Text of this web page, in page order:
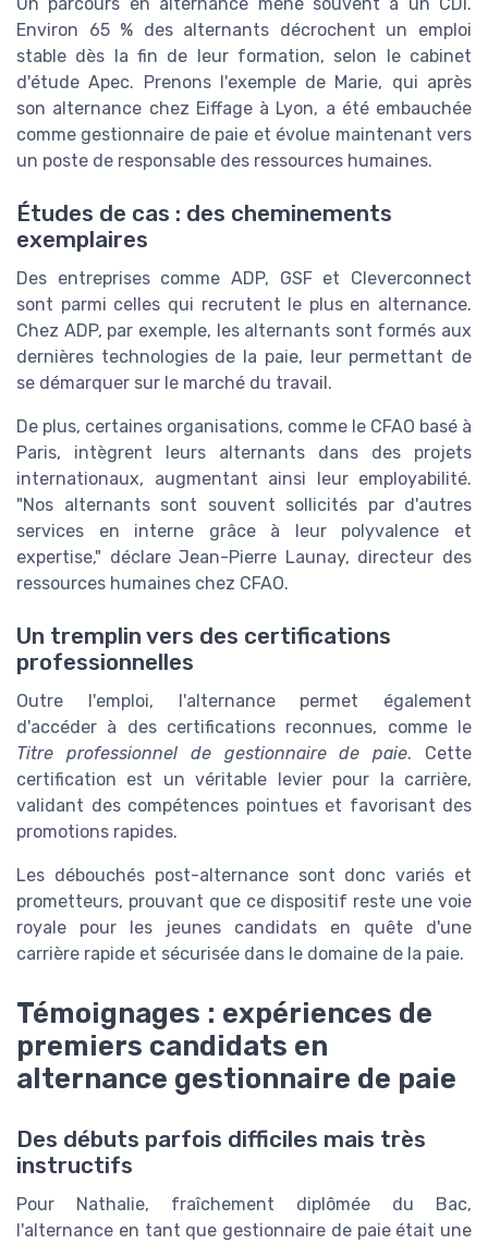
Environ 65 % des alternants décrochent un emploi
stable dès la fin de leur formation, selon le cabinet
d'étude Apec. Prenons l'exemple de Marie, qui après
son alternance chez Eiffage à Lyon, a été embauchée
comme gestionnaire de paie et évolue maintenant vers
un poste de responsable des ressources humaines.
Études de cas : des cheminements
exemplaires
Des entreprises comme ADP, GSF et Cleverconnect
sont parmi celles qui recrutent le plus en alternance.
Chez ADP, par exemple, les alternants sont formés aux
dernières technologies de la paie, leur permettant de
se démarquer sur le marché du travail.
De plus, certaines organisations, comme le CFAO basé à
Paris, intègrent leurs alternants dans des projets
internationaux, augmentant ainsi leur employabilité.
"Nos alternants sont souvent sollicités par d'autres
services en interne grâce à leur polyvalence et
expertise," déclare Jean-Pierre Launay, directeur des
ressources humaines chez CFAO.
Un tremplin vers des certifications
professionnelles
Outre l'emploi, l'alternance permet également
d'accéder à des certifications reconnues, comme le
Titre professionnel de gestionnaire de paie. Cette
certification est un véritable levier pour la carrière,
validant des compétences pointues et favorisant des
promotions rapides.
Les débouchés post-alternance sont donc variés et
prometteurs, prouvant que ce dispositif reste une voie
royale pour les jeunes candidats en quête d'une
carrière rapide et sécurisée dans le domaine de la paie.
Témoignages : expériences de
premiers candidats en
alternance gestionnaire de paie
Des débuts parfois difficiles mais très
instructifs
Pour Nathalie, fraîchement diplômée du Bac,
l'alternance en tant que gestionnaire de paie était une